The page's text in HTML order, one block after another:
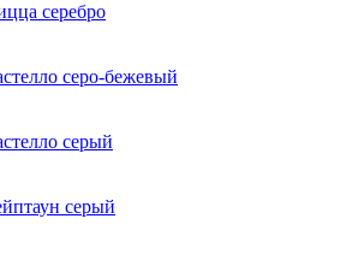
серебро
серо-бежевый
серый
серый